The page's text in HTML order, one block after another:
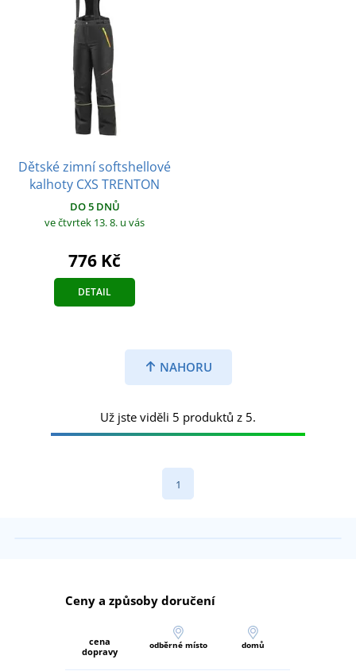
Dětské zimní softshellové
kalhoty CXS TRENTON
DO 5 DNŮ
ve čtvrtek 13. 8. u vás
776 Kč
DETAIL
NAHORU
Už jste viděli 5 produktů z 5.
1
Ceny a způsoby doručení
cena
dopravy
odběrné místo domů